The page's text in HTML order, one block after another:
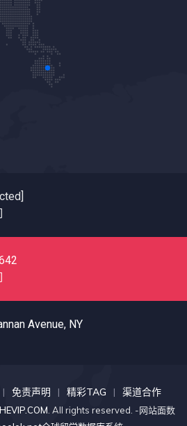
Avenue, NY
免责声明 精彩TAG 渠道合作
. All rights reserved. -网站面数